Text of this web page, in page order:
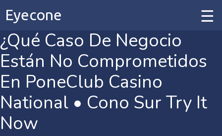
Eyecone
Home
Our Work
Our Services
¿Qué Caso De Negocio
Están No Comprometidos
En PoneClub Casino
National • Cono Sur Try It
Now